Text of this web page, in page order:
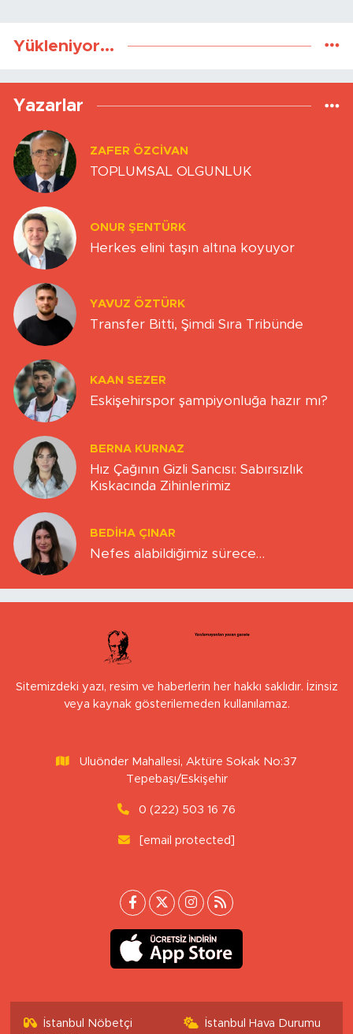
Yükleniyor...
Yazarlar
ZAFER ÖZCIVAN
TOPLUMSAL OLGUNLUK
ONUR ŞENTÜRK
Herkes elini taşın altına koyuyor
YAVUZ ÖZTÜRK
Transfer Bitti, Şimdi Sıra Tribünde
KAAN SEZER
Eskişehirspor şampiyonluğa hazır mı?
BERNA KURNAZ
Hız Çağının Gizli Sancısı: Sabırsızlık
Kıskacında Zihinlerimiz
BEDIHA ÇINAR
Nefes alabildiğimiz sürece…
Sitemizdeki yazı, resim ve haberlerin her hakkı saklıdır. İzinsiz
veya kaynak gösterilemeden kullanılamaz.
Uluönder Mahallesi, Aktüre Sokak No:37
Tepebaşı/Eskişehir
0 (222) 503 16 76
[email protected]
İstanbul Nöbetçi
İstanbul Hava Durumu